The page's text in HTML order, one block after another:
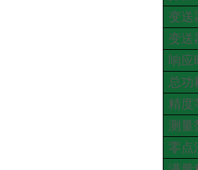
变送
变送
响应
总功
精度
测量
零点